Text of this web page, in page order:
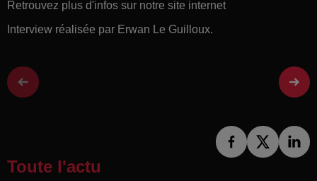
Retrouvez plus d'infos sur notre site internet
Interview réalisée par Erwan Le Guilloux.
Toute l'actu